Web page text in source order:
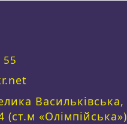
55
Васильківська,
(ст.м «Олімпійська»)